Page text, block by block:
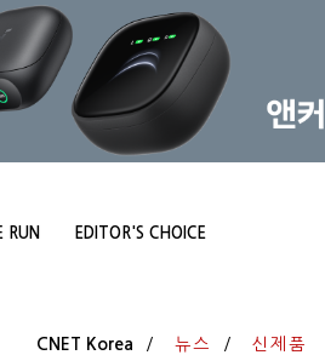
RUN EDITOR'S CHOICE
CNET Korea 뉴스 신제품